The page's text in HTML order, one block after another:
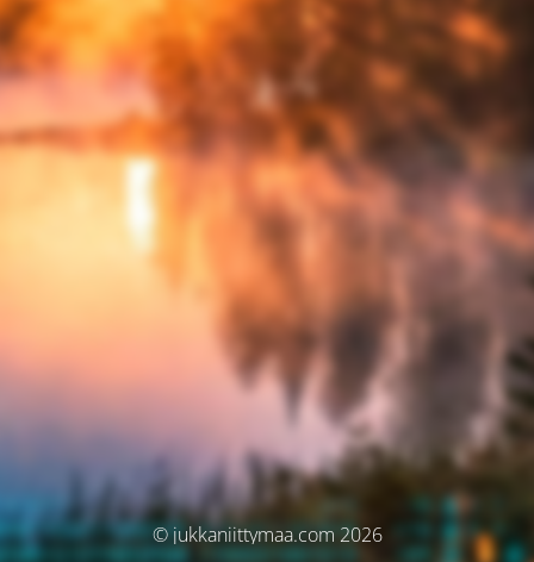
© jukkaniittymaa.com 2026